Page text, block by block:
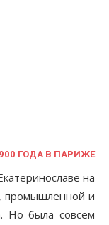
ГОДА В ПАРИЖЕ
на
промышленной и
Но была совсем